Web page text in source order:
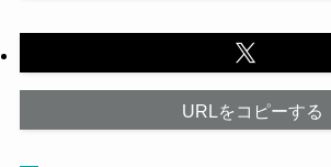
URLをコピーする